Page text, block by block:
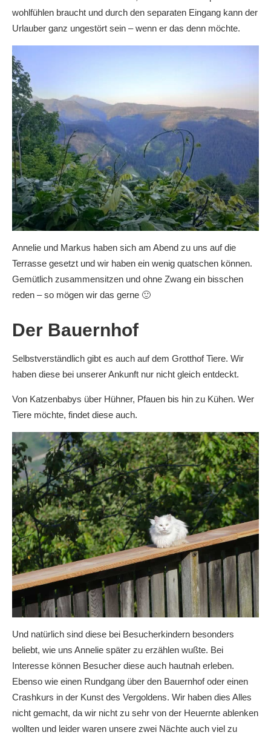
wohlfühlen braucht und durch den separaten Eingang kann der
Urlauber ganz ungestört sein – wenn er das denn möchte.
Annelie und Markus haben sich am Abend zu uns auf die
Terrasse gesetzt und wir haben ein wenig quatschen können.
Gemütlich zusammensitzen und ohne Zwang ein bisschen
reden – so mögen wir das gerne 🙂
Der Bauernhof
Selbstverständlich gibt es auch auf dem Grotthof Tiere. Wir
haben diese bei unserer Ankunft nur nicht gleich entdeckt.
Von Katzenbabys über Hühner, Pfauen bis hin zu Kühen. Wer
Tiere möchte, findet diese auch.
Und natürlich sind diese bei Besucherkindern besonders
beliebt, wie uns Annelie später zu erzählen wußte. Bei
Interesse können Besucher diese auch hautnah erleben.
Ebenso wie einen Rundgang über den Bauernhof oder einen
Crashkurs in der Kunst des Vergoldens. Wir haben dies Alles
nicht gemacht, da wir nicht zu sehr von der Heuernte ablenken
wollten und leider waren unsere zwei Nächte auch viel zu